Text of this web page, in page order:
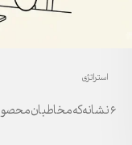
استراتژی
۶ نشانه که مخاطبان محصول شما را نمی‌خرند